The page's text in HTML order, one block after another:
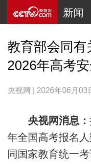
新闻
教育部会同有
2026年高考
央视网 | 2026年06月03
央视网消息：
年全国高考报名
同国家教育统一